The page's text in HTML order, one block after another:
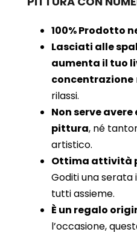
100% Prodotto
Lasciati alle
aumenta il tuo
concentrazione
rilassi.
Non serve
pittura, né
artistico.
Ottima attività
Goditi una serata
tutti assieme.
È un regalo
l’occasione,